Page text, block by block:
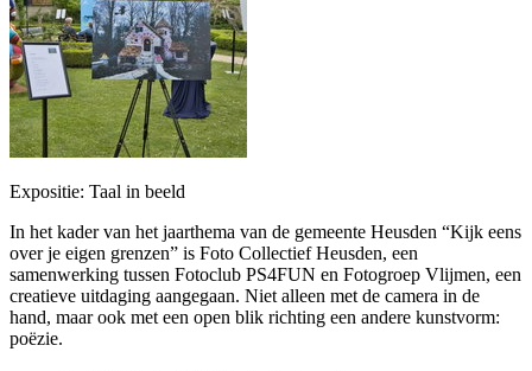
Expositie: Taal in beeld
In het kader van het jaarthema van de gemeente Heusden “Kijk eens
over je eigen grenzen” is Foto Collectief Heusden, een
samenwerking tussen Fotoclub PS4FUN en Fotogroep Vlijmen, een
creatieve uitdaging aangegaan. Niet alleen met de camera in de
hand, maar ook met een open blik richting een andere kunstvorm:
poëzie.